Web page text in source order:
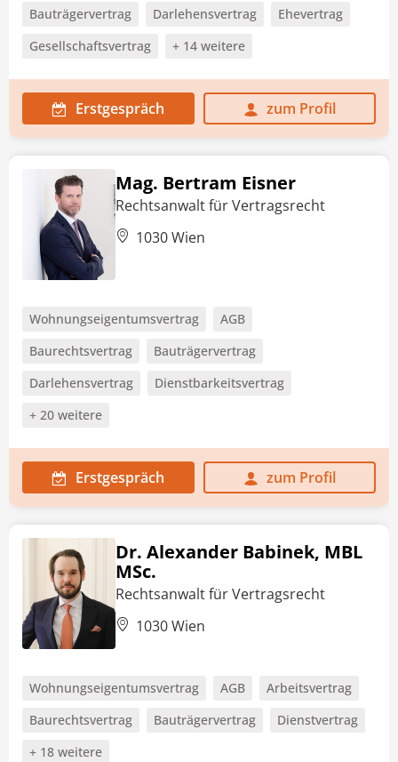
Bauträgervertrag
Darlehensvertrag
Ehevertrag
Gesellschaftsvertrag
+ 14 weitere
Erstgespräch zum Profil
Mag. Bertram Eisner
Rechtsanwalt für Vertragsrecht
1030 Wien
Wohnungseigentumsvertrag
AGB
Baurechtsvertrag
Bauträgervertrag
Darlehensvertrag
Dienstbarkeitsvertrag
+ 20 weitere
Erstgespräch zum Profil
Dr. Alexander Babinek, MBL
MSc.
Rechtsanwalt für Vertragsrecht
1030 Wien
Wohnungseigentumsvertrag AGB
Arbeitsvertrag
Baurechtsvertrag
Bauträgervertrag
Dienstvertrag
+ 18 weitere